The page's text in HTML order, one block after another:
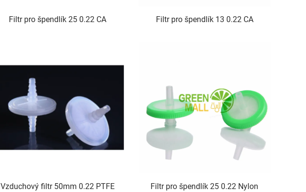
Filtr pro špendlík 25 0.22 CA Filtr pro špendlík 13 0.22 CA
Vzduchový filtr 50mm 0.22 PTFE Filtr pro špendlík 25 0.22 Nylon